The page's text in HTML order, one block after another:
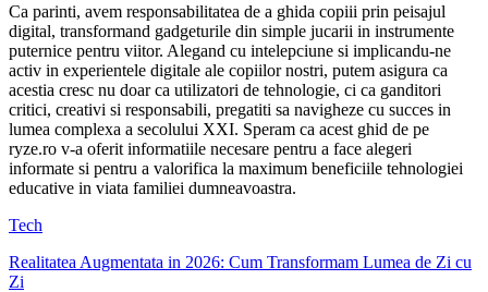
Ca parinti, avem responsabilitatea de a ghida copiii prin peisajul
digital, transformand gadgeturile din simple jucarii in instrumente
puternice pentru viitor. Alegand cu intelepciune si implicandu-ne
activ in experientele digitale ale copiilor nostri, putem asigura ca
acestia cresc nu doar ca utilizatori de tehnologie, ci ca ganditori
critici, creativi si responsabili, pregatiti sa navigheze cu succes in
lumea complexa a secolului XXI. Speram ca acest ghid de pe
ryze.ro v-a oferit informatiile necesare pentru a face alegeri
informate si pentru a valorifica la maximum beneficiile tehnologiei
educative in viata familiei dumneavoastra.
Tech
Realitatea Augmentata in 2026: Cum Transformam Lumea de Zi cu
Zi